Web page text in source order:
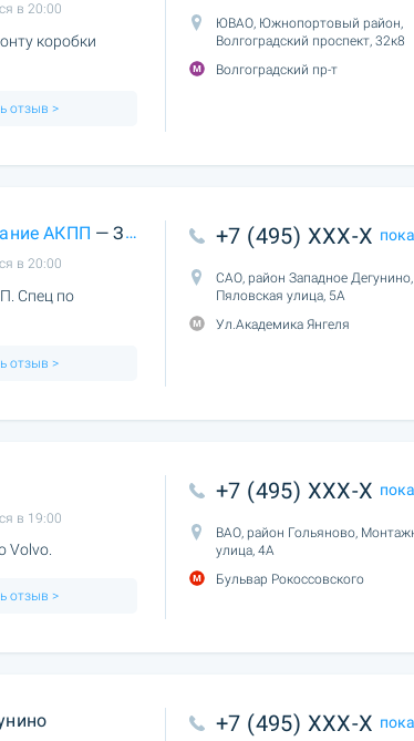
в 20:00
коробки
отзыв >
ЮВАО, Южнопортовый район,
Волгоградский проспект, 32к8
Волгоградский пр-т
АКПП — Западное Дегунино
в 20:00
Спец по
отзыв >
+7 (495) XXX-X
САО, район Западное Дегунино,
Пяловская улица, 5А
Ул.Академика Янгеля
в 19:00
Volvo.
отзыв >
+7 (495) XXX-X
ВАО, район Гольяново,
улица, 4А
Бульвар Рокоссовского
+7 (495) XXX-X